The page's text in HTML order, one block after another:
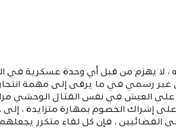
يهزم من قبل أي وحدة عسكرية في
غير رسمي في ما يرقى إلى مهمة
العيش في نفس القتال الوحشي مرارًا
إشراك الخصوم بمهارة متزايدة ، إلى
الفضائيين ، فإن كل لقاء متكرر